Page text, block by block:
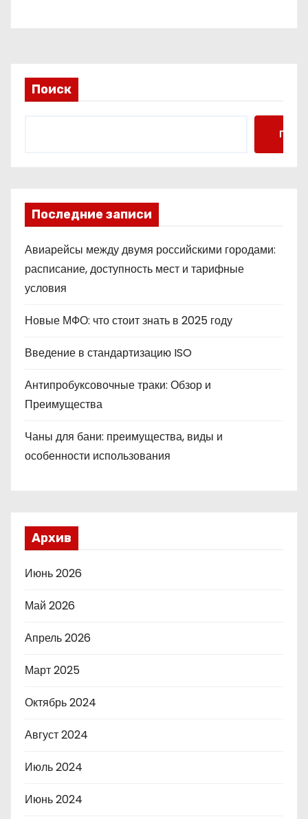
Поиск
Поиск
Последние записи
Авиарейсы между двумя российскими городами:
расписание, доступность мест и тарифные
условия
Новые МФО: что стоит знать в 2025 году
Введение в стандартизацию ISO
Антипробуксовочные траки: Обзор и
Преимущества
Чаны для бани: преимущества, виды и
особенности использования
Архив
Июнь 2026
Май 2026
Апрель 2026
Март 2025
Октябрь 2024
Август 2024
Июль 2024
Июнь 2024